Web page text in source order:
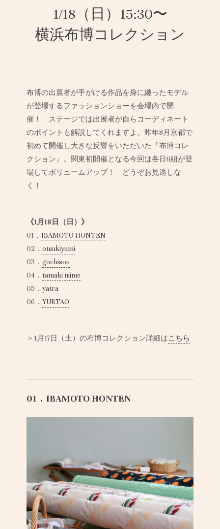
1/18（日）15:30〜
横浜布博コレクション
布博の出展者が手がける作品を身に纏ったモデル
が登場するファッションショーを会場内で開
催！ ステージでは出展者が自らコーディネート
のポイントも解説してくれますよ。昨年8月京都で
初めて開催し大きな反響をいただいた「布博コレ
クション」。関東初開催となる今回は各日6組が登
場してボリュームアップ！ どうぞお見逃しな
く！
《1月18日（日）》
01． IBAMOTO HONTEN
02．otsukiyumi
03．gochisou
04． tamaki niime
05．yatra
06．YURTAO
＞1月17日（土）の布博コレクション詳細はこちら
01．IBAMOTO HONTEN